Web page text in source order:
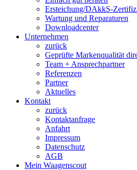
Ersteichung/DAkkS-
Wartung und Reparaturen
Downloadcenter
Unternehmen
zurück
Geprüfte Markenqualität
Team + Ansprechpartner
Referenzen
Partner
Aktuelles
Kontakt
zurück
Kontaktanfrage
Anfahrt
Impressum
Datenschutz
AGB
Mein Waagenscout